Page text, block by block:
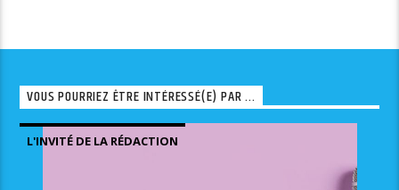
VOUS POURRIEZ ÊTRE INTÉRESSÉ(E) PAR ...
L'INVITÉ DE LA RÉDACTION